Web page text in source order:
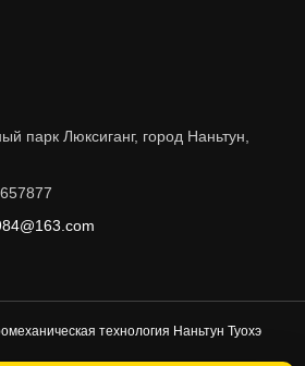
парк Люксиганг, город Наньтун,
технология Наньтун Туохэ